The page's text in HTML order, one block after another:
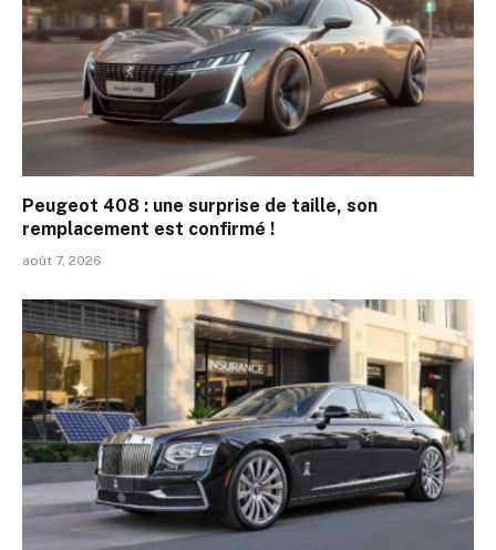
Peugeot 408 : une surprise de taille, son
remplacement est confirmé !
août 7, 2026